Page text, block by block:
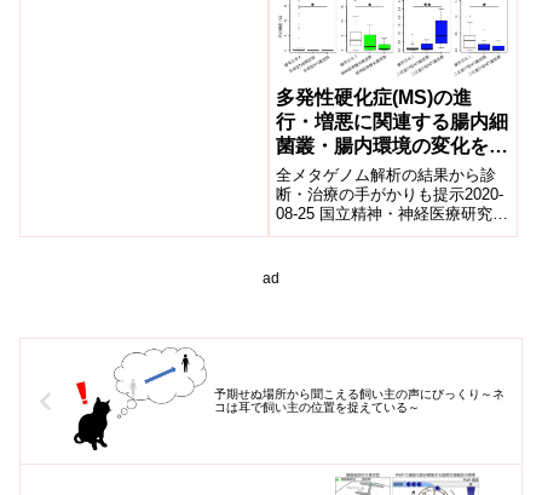
多発性硬化症(MS)の進
行・増悪に関連する腸内細
菌叢・腸内環境の変化を解
明
全メタゲノム解析の結果から診
断・治療の手がかりも提示2020-
08-25 国立精神・神経医療研究セ
ンター,理化学研究所,日本医療研
神...
ad
予期せぬ場所から聞こえる飼い主の声にびっくり～ネ
コは耳で飼い主の位置を捉えている～